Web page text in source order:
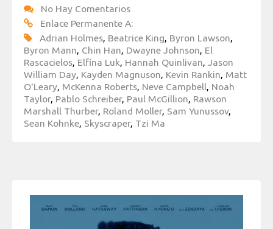
No Hay Comentarios
Enlace Permanente A:
Adrian Holmes, Beatrice King, Byron Lawson,
Byron Mann, Chin Han, Dwayne Johnson, El
Rascacielos, Elfina Luk, Hannah Quinlivan, Jason
William Day, Kayden Magnuson, Kevin Rankin, Matt
O'Leary, McKenna Roberts, Neve Campbell, Noah
Taylor, Pablo Schreiber, Paul McGillion, Rawson
Marshall Thurber, Roland Moller, Sam Yunussov,
Sean Kohnke, Skyscraper, Tzi Ma